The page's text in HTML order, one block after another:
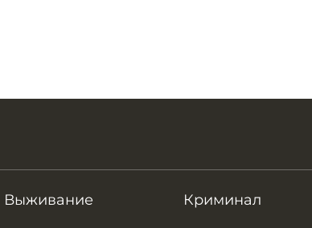
Выживание Криминал